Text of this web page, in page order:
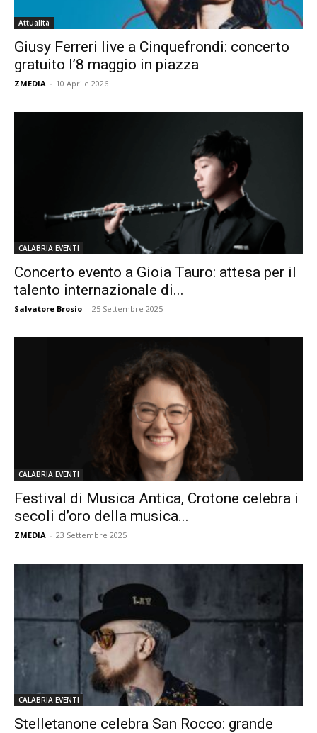
Attualità
Giusy Ferreri live a Cinquefrondi: concerto
gratuito l’8 maggio in piazza
ZMEDIA - 10 Aprile 2026
CALABRIA EVENTI
Concerto evento a Gioia Tauro: attesa per il
talento internazionale di...
Salvatore Brosio - 25 Settembre 2025
CALABRIA EVENTI
Festival di Musica Antica, Crotone celebra i
secoli d’oro della musica...
ZMEDIA - 23 Settembre 2025
CALABRIA EVENTI
Stelletanone celebra San Rocco: grande